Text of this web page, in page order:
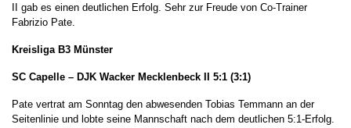
II gab es einen deutlichen Erfolg. Sehr zur Freude von Co-Trainer
Fabrizio Pate.
Kreisliga B3 Münster
SC Capelle – DJK Wacker Mecklenbeck II 5:1 (3:1)
Pate vertrat am Sonntag den abwesenden Tobias Temmann an der
Seitenlinie und lobte seine Mannschaft nach dem deutlichen 5:1-Erfolg.